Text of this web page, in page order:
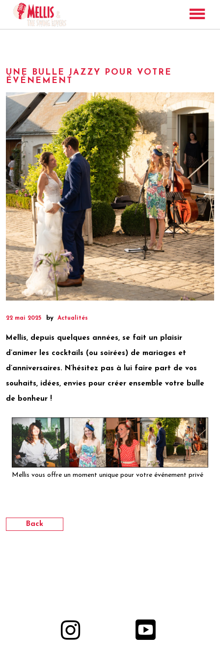
PHOTOS
TOURNÉE
Prochaines dates
Dates passées
BLOG
CONTACT
BOUTIQUE
UNE BULLE JAZZY POUR VOTRE
ÉVÉNEMENT
22 mai 2025 by Actualités
Mellis, depuis quelques années, se fait un plaisir
d’animer les cocktails (ou soirées) de mariages et
d’anniversaires. N’hésitez pas à lui faire part de vos
souhaits, idées, envies pour créer ensemble votre bulle
de bonheur !
Mellis vous offre un moment unique pour votre événement privé
Back